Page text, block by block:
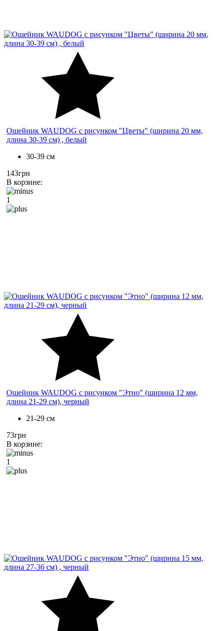
Ошейник WAUDOG с рисунком "Цветы" (ширина 20 мм,
длина 30-39 см) , белый
30-39 см
143грн
В корзине:
1
Ошейник WAUDOG с рисунком "Этно" (ширина 12 мм,
длина 21-29 см), черный
21-29 см
73грн
В корзине:
1